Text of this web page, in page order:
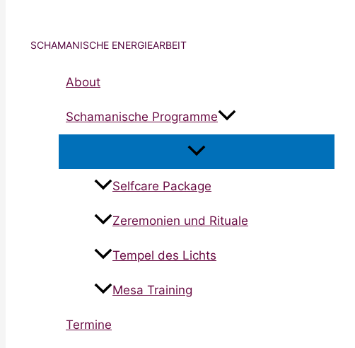
SCHAMANISCHE ENERGIEARBEIT
About
Schamanische Programme
Selfcare Package
Zeremonien und Rituale
Tempel des Lichts
Mesa Training
Termine